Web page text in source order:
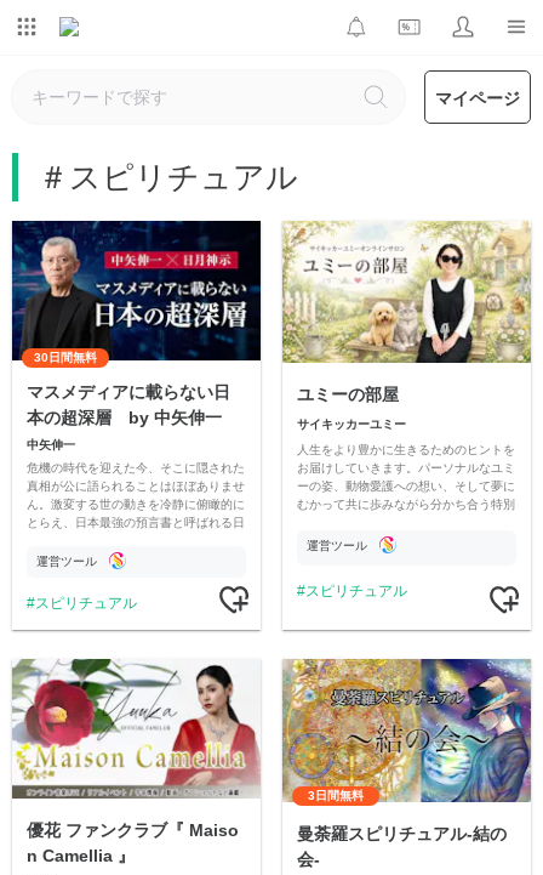
マイページ
＃スピリチュアル
30日間無料
マスメディアに載らない日
本の超深層 by 中矢伸一
中矢伸一
危機の時代を迎えた今、そこに隠された
真相が公に語られることはほぼありませ
ん。激変する世の動きを冷静に俯瞰的に
とらえ、日本最強の預言書と呼ばれる日
ったリアルな世界を共有していきます。
運営ツール
スピリチュアル
ユミーの部屋
サイキッカーユミー
人生をより豊かに生きるためのヒントを
お届けしていきます。パーソナルなユミ
ーの姿、動物愛護への想い、そして夢に
むかって共に歩みながら分かち合う特別
時間をお届けできればと思っています。
運営ツール
スピリチュアル
優花 ファンクラブ『 Maiso
n Camellia 』
3日間無料
曼荼羅スピリチュアル-結の
会-